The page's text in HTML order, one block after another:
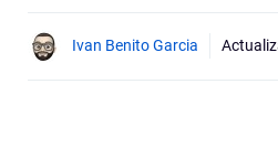
Ivan Benito Garcia